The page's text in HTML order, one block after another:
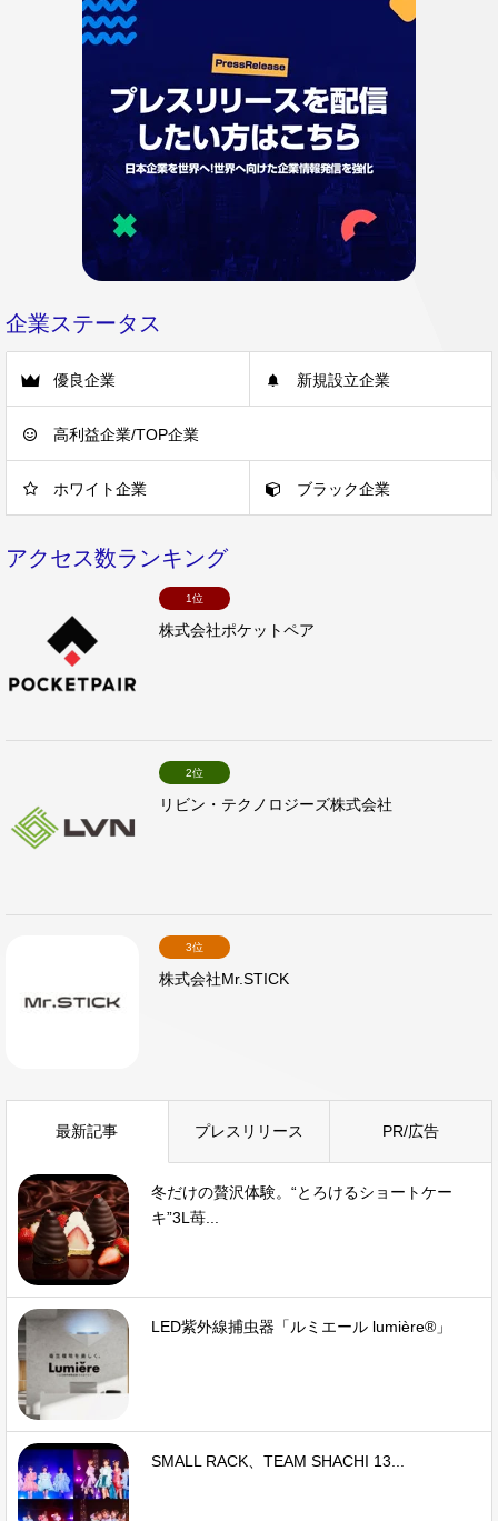
企業ステータス
優良企業 新規設立企業
高利益企業/TOP企業
ホワイト企業 ブラック企業
アクセス数ランキング
1位
株式会社ポケットペア
2位
リビン・テクノロジーズ株式会社
3位
株式会社Mr.STICK
最新記事 プレスリリース PR/広告
冬だけの贅沢体験。“とろけるショートケー
キ”3L苺...
LED紫外線捕虫器「ルミエール lumière®」
SMALL RACK、TEAM SHACHI 13...